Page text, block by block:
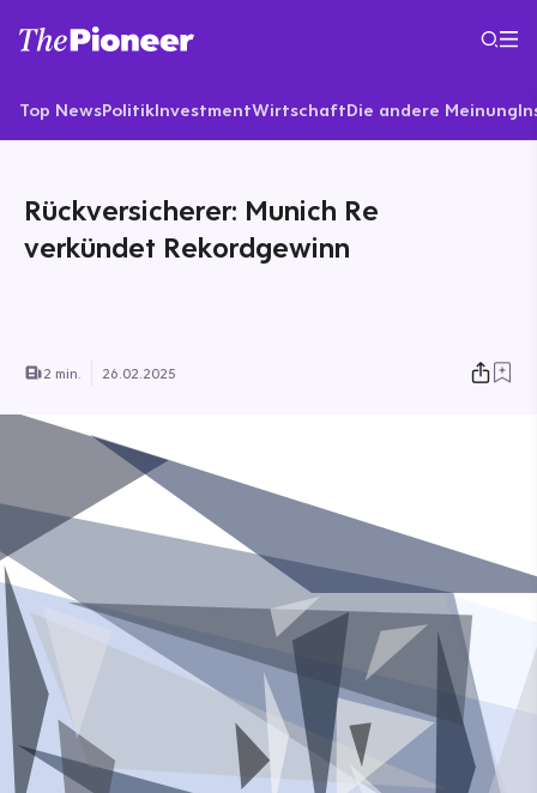
Top NewsPolitikInvestmentWirtschaftDie andere Meinung
Rückversicherer: Munich Re
verkündet Rekordgewinn
2 min. 26.02.2025